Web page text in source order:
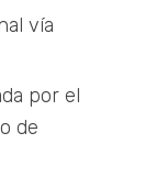
vía
por el
de